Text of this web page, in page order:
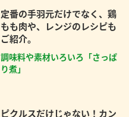
定番の手羽元だけでなく、鶏
もも肉や、レンジのレシピも
ご紹介。
調味料や素材いろいろ「さっぱ
り煮」
ピクルスだけじゃない！カン